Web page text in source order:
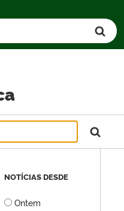
NOTÍCIAS DESDE
Ontem